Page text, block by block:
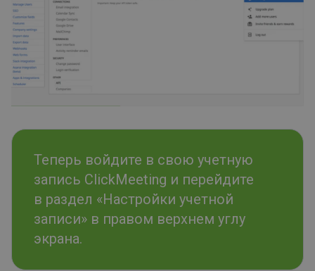
Теперь войдите в свою учетную
запись ClickMeeting и перейдите
в раздел «Настройки учетной
записи» в правом верхнем углу
экрана.